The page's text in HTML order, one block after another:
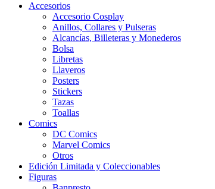
Accesorios
Accesorio Cosplay
Anillos, Collares y Pulseras
Alcancías, Billeteras y Monederos
Bolsa
Libretas
Llaveros
Posters
Stickers
Tazas
Toallas
Comics
DC Comics
Marvel Comics
Otros
Edición Limitada y Coleccionables
Figuras